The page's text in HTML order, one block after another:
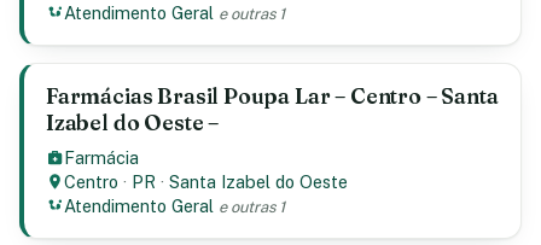
Atendimento Geral e outras 1
Farmácias Brasil Poupa Lar – Centro – Santa
Izabel do Oeste –
Farmácia
Centro · PR ·Santa Izabel do Oeste
Atendimento Geral e outras 1